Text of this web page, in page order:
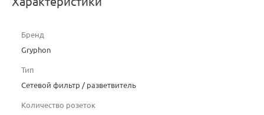
Бренд
Gryphon
Тип
Сетевой фильтр / разветвитель
Количество розеток